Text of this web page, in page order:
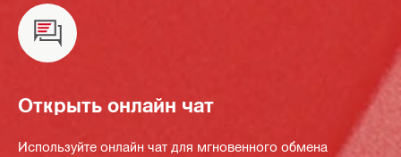
Открыть онлайн чат
Используйте онлайн чат для мгновенного обмена